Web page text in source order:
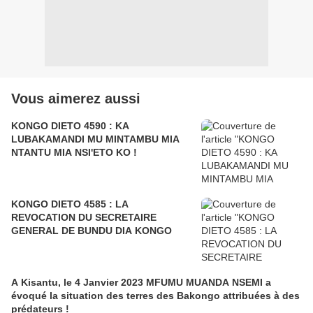
Vous aimerez aussi
KONGO DIETO 4590 : KA
LUBAKAMANDI MU MINTAMBU MIA
NTANTU MIA NSI'ETO KO !
KONGO DIETO 4585 : LA
REVOCATION DU SECRETAIRE
GENERAL DE BUNDU DIA KONGO
A Kisantu, le 4 Janvier 2023 MFUMU MUANDA NSEMI a
évoqué la situation des terres des Bakongo attribuées à des
prédateurs !